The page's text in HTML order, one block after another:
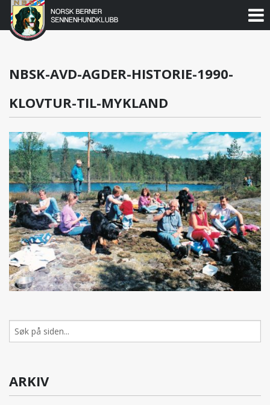
Gå
Norsk
Berner
Sennenhundklubb
NBSK-AVD-AGDER-HISTORIE-1990-
KLOVTUR-TIL-MYKLAND
Søk
ARKIV